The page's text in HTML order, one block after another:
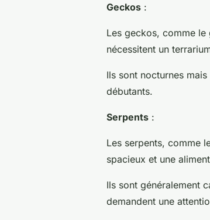
Geckos :
Les geckos, comme
nécessitent un
Ils sont nocturnes
débutants.
Serpents :
Les serpents, comme
spacieux et une
Ils sont généralement
demandent une